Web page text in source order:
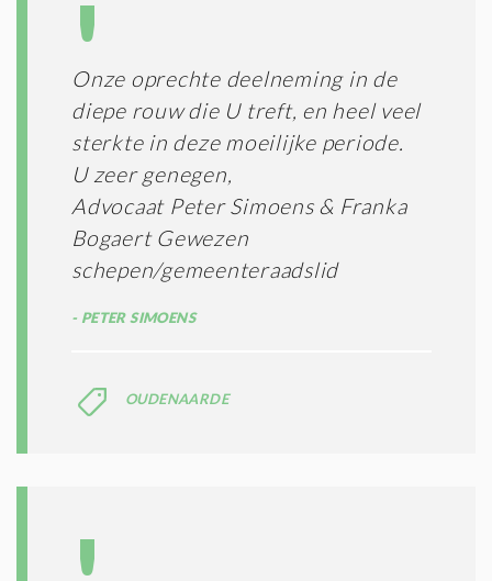
Onze oprechte deelneming in de
diepe rouw die U treft, en heel veel
sterkte in deze moeilijke periode.
U zeer genegen,
Advocaat Peter Simoens & Franka
Bogaert Gewezen
schepen/gemeenteraadslid
PETER SIMOENS
OUDENAARDE